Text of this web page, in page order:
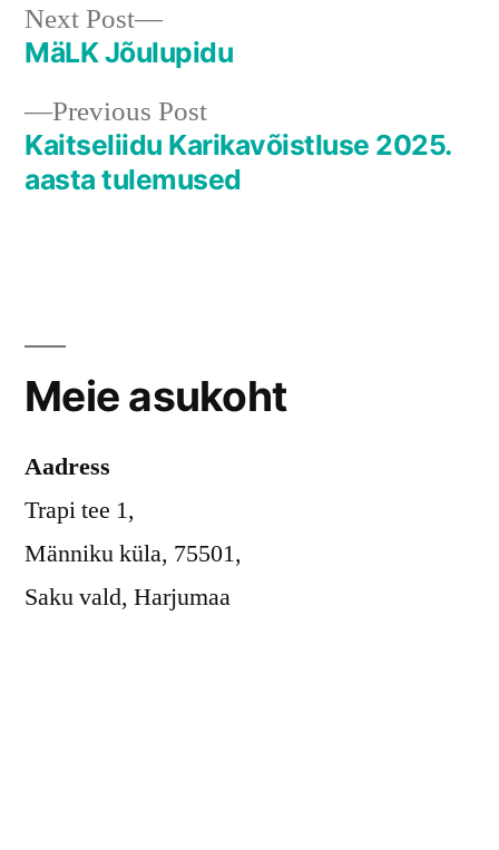
Navigeerimine
Previous PostPrevious
post:
Kaitseliidu Karikavõistluse 2025.
aasta tulemused
Next Post
Next
post:
MäLK Jõulupidu
Meie asukoht
Aadress
Trapi tee 1,
Männiku küla, 75501,
Saku vald, Harjumaa